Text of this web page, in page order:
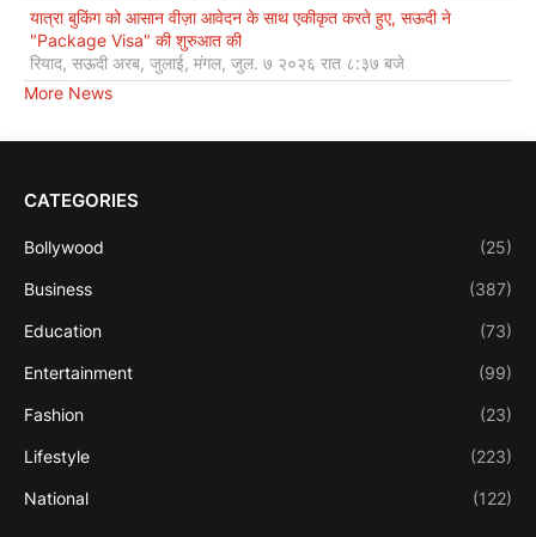
यात्रा बुकिंग को आसान वीज़ा आवेदन के साथ एकीकृत करते हुए, सऊदी ने
"Package Visa" की शुरुआत की
रियाद, सऊदी अरब, जुलाई, मंगल, जुल. ७ २०२६ रात ८:३७ बजे
More News
CATEGORIES
Bollywood (25)
Business (387)
Education (73)
Entertainment (99)
Fashion (23)
Lifestyle (223)
National (122)